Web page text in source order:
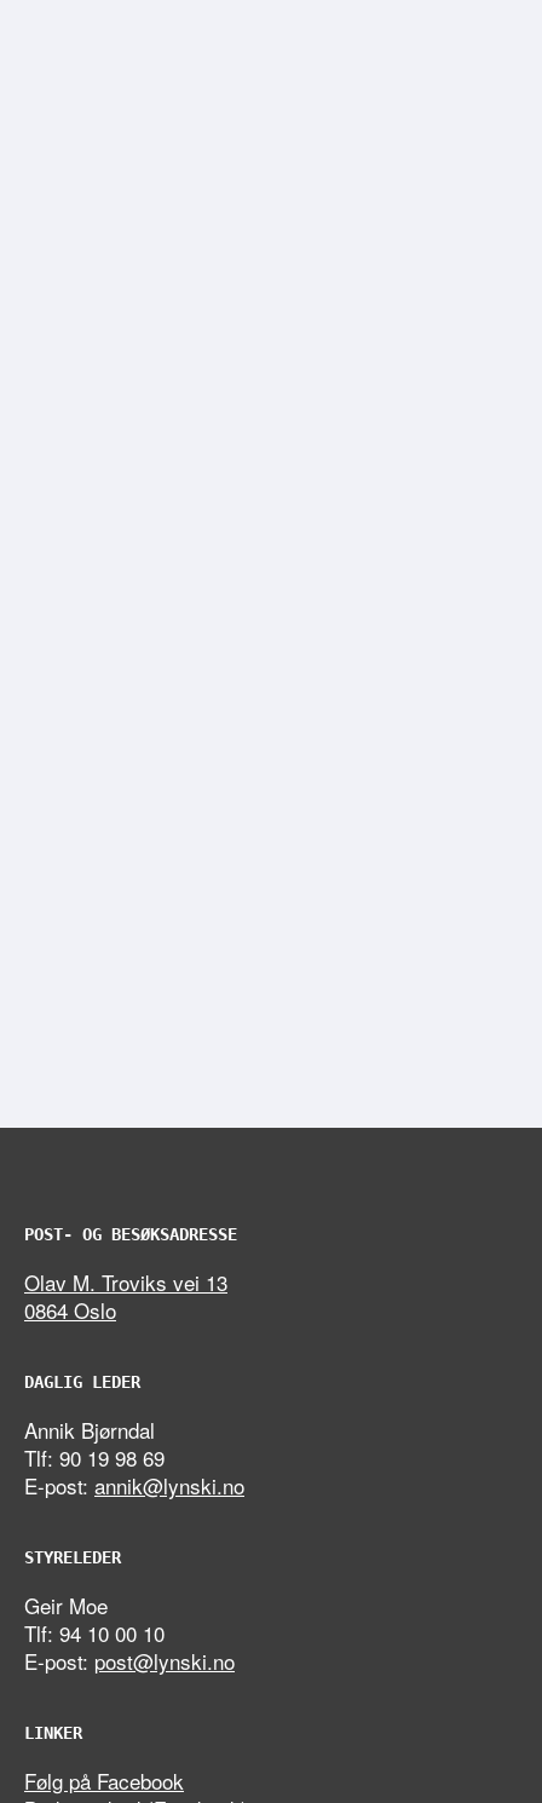
POST- OG BESØKSADRESSE
Olav M. Troviks vei 13
0864 Oslo
DAGLIG LEDER
Annik Bjørndal
Tlf: 90 19 98 69
E-post: annik@lynski.no
STYRELEDER
Geir Moe
Tlf: 94 10 00 10
E-post: post@lynski.no
LINKER
Følg på Facebook